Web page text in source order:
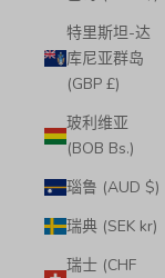
特里斯坦-达
库尼亚群岛
(GBP £)
玻利维亚
(BOB Bs.)
瑙鲁 (AUD $)
瑞典 (SEK kr)
瑞士 (CHF